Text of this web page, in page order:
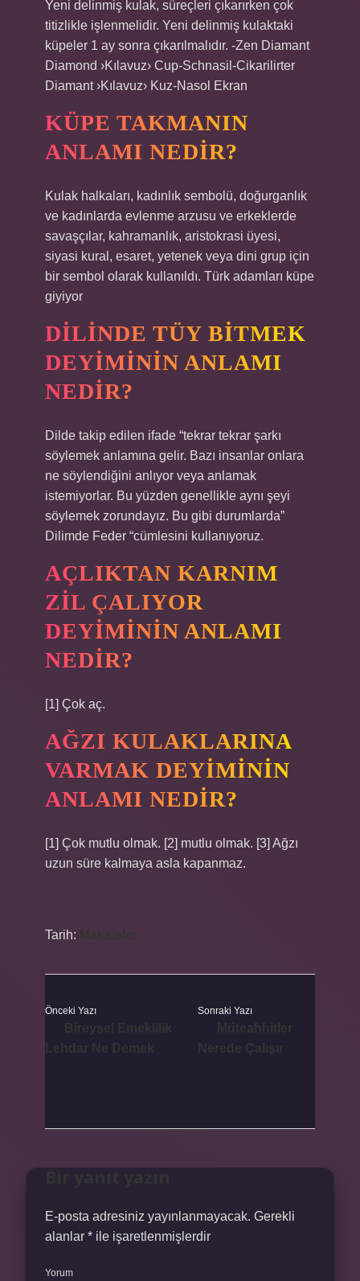
Yeni delinmiş kulak, süreçleri çıkarırken çok
titizlikle işlenmelidir. Yeni delinmiş kulaktaki
küpeler 1 ay sonra çıkarılmalıdır. -Zen Diamant
Diamond ›Kılavuz› Cup-Schnasil-Cikarilirter
Diamant ›Kılavuz› Kuz-Nasol Ekran
KÜPE TAKMANIN
ANLAMI NEDIR?
Kulak halkaları, kadınlık sembolü, doğurganlık
ve kadınlarda evlenme arzusu ve erkeklerde
savaşçılar, kahramanlık, aristokrasi üyesi,
siyasi kural, esaret, yetenek veya dini grup için
bir sembol olarak kullanıldı. Türk adamları küpe
giyiyor
DILINDE TÜY BITMEK
DEYIMININ ANLAMI
NEDIR?
Dilde takip edilen ifade “tekrar tekrar şarkı
söylemek anlamına gelir. Bazı insanlar onlara
ne söylendiğini anlıyor veya anlamak
istemiyorlar. Bu yüzden genellikle aynı şeyi
söylemek zorundayız. Bu gibi durumlarda”
Dilimde Feder “cümlesini kullanıyoruz.
AÇLIKTAN KARNIM
ZIL ÇALIYOR
DEYIMININ ANLAMI
NEDIR?
[1] Çok aç.
AĞZI KULAKLARINA
VARMAK DEYIMININ
ANLAMI NEDIR?
[1] Çok mutlu olmak. [2] mutlu olmak. [3] Ağzı
uzun süre kalmaya asla kapanmaz.
Tarih:
Önceki Yazı Sonraki Yazı
E-posta adresiniz yayınlanmayacak. Gerekli
alanlar * ile işaretlenmişlerdir
Yorum